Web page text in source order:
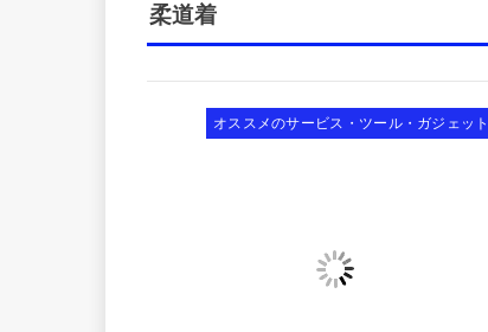
柔道着
オススメのサービス・ツール・ガジェット